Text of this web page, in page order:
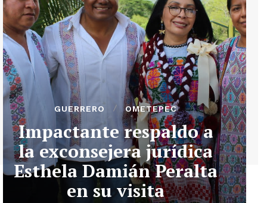
GUERRERO OMETEPEC
Impactante respaldo a
la exconsejera jurídica
Esthela Damián Peralta
en su visita